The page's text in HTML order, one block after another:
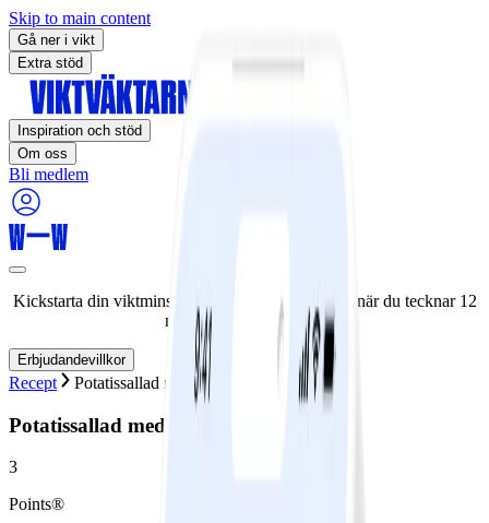
Skip to main content
Gå ner i vikt
Extra stöd
Inspiration och stöd
Om oss
Bli medlem
Kickstarta din viktminskningsresa nu! Spara 50% när du tecknar 12
månaders medlemskap.
Erbjudandevillkor
Recept Potatissallad med lax och salladsost
Potatissallad med lax och salladsost
3
Points®